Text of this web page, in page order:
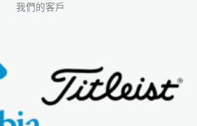
我們的客戶